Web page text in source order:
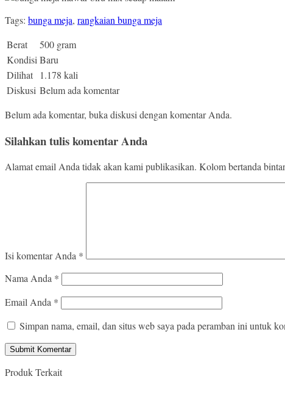
Tags: bunga meja, rangkaian bunga meja
Berat
500 gram
Kondisi Baru
Dilihat
1.178 kali
Diskusi Belum ada komentar
Belum ada komentar, buka diskusi dengan komentar Anda.
Silahkan tulis komentar Anda
Alamat email Anda tidak akan kami publikasikan. Kolom bertanda
Isi komentar Anda *
Nama Anda *
Email Anda *
Simpan nama, email, dan situs web saya pada peramban ini untuk
Produk Terkait